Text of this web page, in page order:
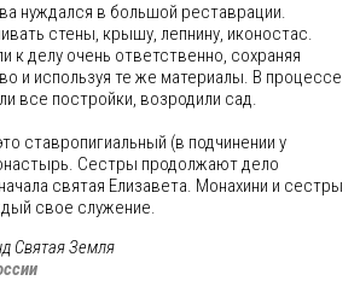
нуждался в большой реставрации.
стены, крышу, лепнину, иконостас.
к делу очень ответственно, сохраняя
и используя те же материалы. В процессе
все постройки, возродили сад.
ставропигиальный (в подчинении у
Сестры продолжают дело
святая Елизавета. Монахини и сестры
свое служение.
Святая Земля